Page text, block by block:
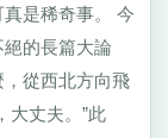
是稀奇事。 今
的長篇大論
從西北方向飛
大丈夫。”此